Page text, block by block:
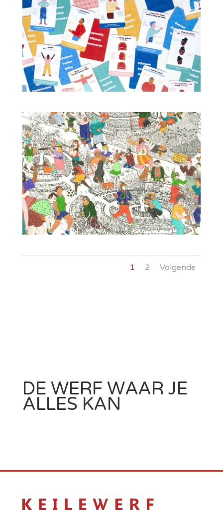
1 2 Volgende
DE WERF WAAR JE
ALLES KAN